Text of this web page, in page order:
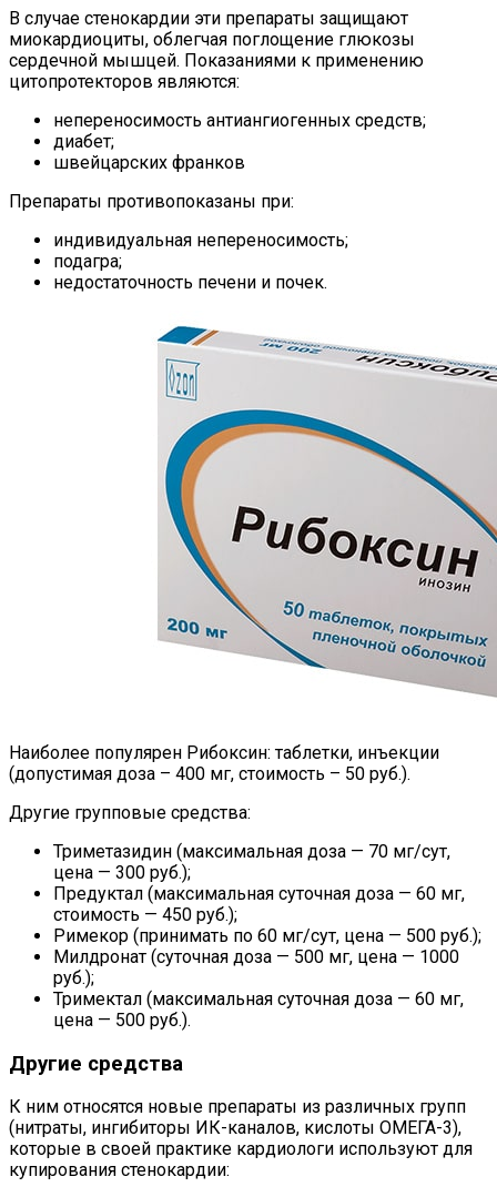
В случае стенокардии эти препараты защищают
миокардиоциты, облегчая поглощение глюкозы
сердечной мышцей. Показаниями к применению
цитопротекторов являются:
непереносимость антиангиогенных средств;
диабет;
швейцарских франков
Препараты противопоказаны при:
индивидуальная непереносимость;
подагра;
недостаточность печени и почек.
Наиболее популярен Рибоксин: таблетки, инъекции
(допустимая доза – 400 мг, стоимость – 50 руб.).
Другие групповые средства:
Триметазидин (максимальная доза — 70 мг/сут,
цена — 300 руб.);
Предуктал (максимальная суточная доза — 60 мг,
стоимость — 450 руб.);
Римекор (принимать по 60 мг/сут, цена — 500 руб.);
Милдронат (суточная доза — 500 мг, цена — 1000
руб.);
Тримектал (максимальная суточная доза — 60 мг,
цена — 500 руб.).
Другие средства
К ним относятся новые препараты из различных групп
(нитраты, ингибиторы ИК-каналов, кислоты ОМЕГА-3),
которые в своей практике кардиологи используют для
купирования стенокардии: